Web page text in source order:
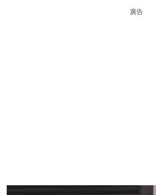
廣告